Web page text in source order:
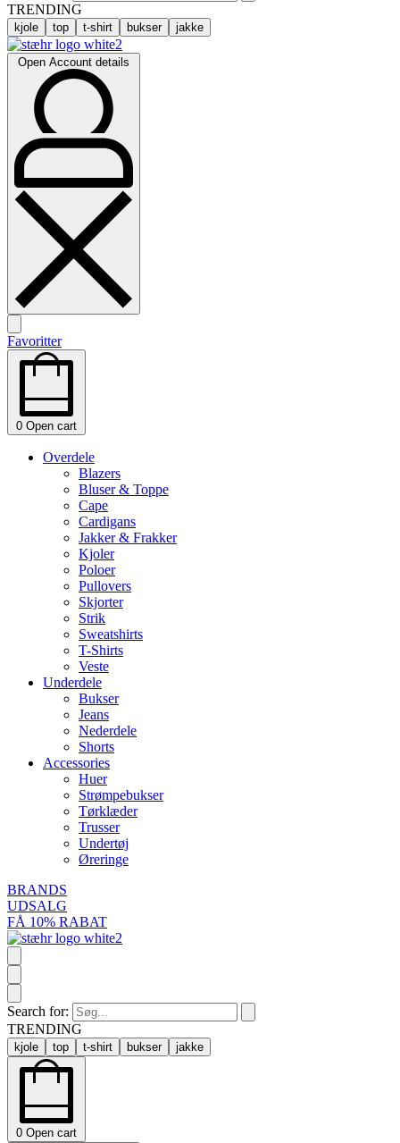
TRENDING
kjole top t-shirt bukser jakke
Open Account details
Favoritter
0 Open cart
Overdele
Blazers
Bluser & Toppe
Cape
Cardigans
Jakker & Frakker
Kjoler
Poloer
Pullovers
Skjorter
Strik
Sweatshirts
T-Shirts
Veste
Underdele
Bukser
Jeans
Nederdele
Shorts
Accessories
Huer
Strømpebukser
Tørklæder
Trusser
Undertøj
Øreringe
BRANDS
UDSALG
FÅ 10% RABAT
Search for:
TRENDING
kjole top t-shirt bukser jakke
0 Open cart